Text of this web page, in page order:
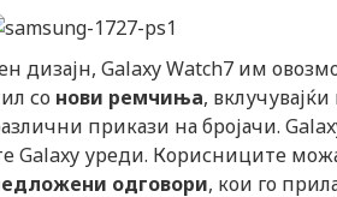
дизајн, Galaxy Watch7 им
со нови ремчиња,
прикази на бројачи.
Galaxy уреди. Корисниците
одговори, кои го